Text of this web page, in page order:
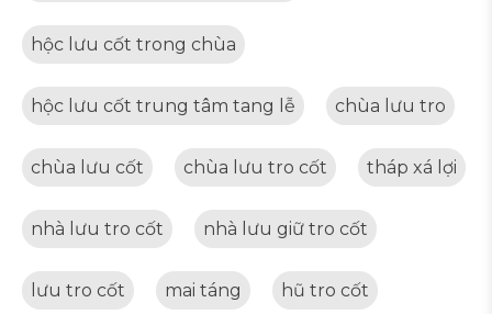
hộc lưu cốt trong chùa
hộc lưu cốt trung tâm tang lễ chùa lưu tro
chùa lưu cốt chùa lưu tro cốt tháp xá lợi
nhà lưu tro cốt nhà lưu giữ tro cốt
lưu tro cốt mai táng hũ tro cốt